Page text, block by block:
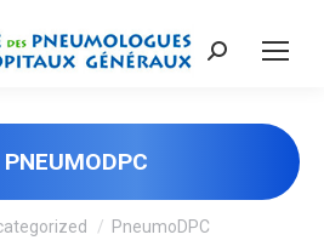
Recherche
PNEUMODPC
PneumoDPC